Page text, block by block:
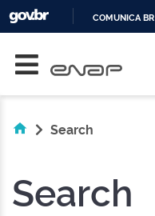
COMUNICA BR
Search
Search